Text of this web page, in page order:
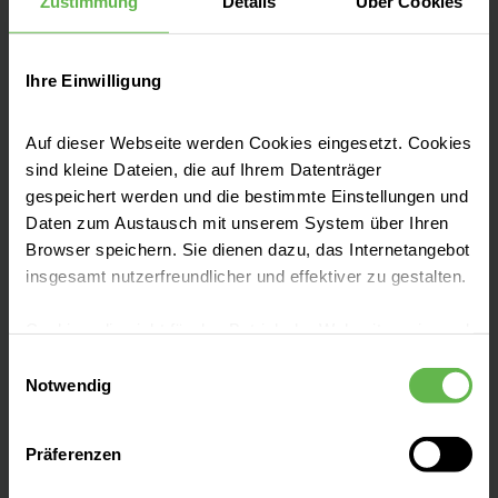
Ihre Einwilligung
Auf dieser Webseite werden Cookies eingesetzt. Cookies
sind kleine Dateien, die auf Ihrem Datenträger
gespeichert werden und die bestimmte Einstellungen und
Daten zum Austausch mit unserem System über Ihren
Browser speichern. Sie dienen dazu, das Internetangebot
insgesamt nutzerfreundlicher und effektiver zu gestalten.
eingesetzt werden.
Es steht Ihnen frei, unsere Seite mit nur den notwendigen
Cookies zu benutzen, eine individuelle Auswahl
Notwendig
Präferenzen
E-Mail senden
Mit knapp 1.300 Betten sind wir das größte
Krankenhaus der Region. Wir behandeln
vorwiegend Einwohner aus Erfurt und
Umgebung. Das Helios Klinikum Erfurt ist ein
Krankenhaus der Maximalversorgung und